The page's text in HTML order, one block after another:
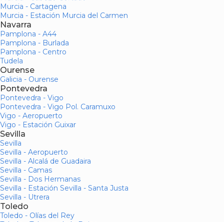
Murcia - Cartagena
Murcia - Estación Murcia del Carmen
Navarra
Pamplona - A44
Pamplona - Burlada
Pamplona - Centro
Tudela
Ourense
Galicia - Ourense
Pontevedra
Pontevedra - Vigo
Pontevedra - Vigo Pol. Caramuxo
Vigo - Aeropuerto
Vigo - Estación Guixar
Sevilla
Sevilla
Sevilla - Aeropuerto
Sevilla - Alcalá de Guadaira
Sevilla - Camas
Sevilla - Dos Hermanas
Sevilla - Estación Sevilla - Santa Justa
Sevilla - Utrera
Toledo
Toledo - Olías del Rey